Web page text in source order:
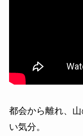
都会から離れ、
い気分。